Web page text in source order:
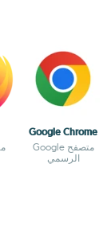
Google Chrome
متصفح Google
الرسمي